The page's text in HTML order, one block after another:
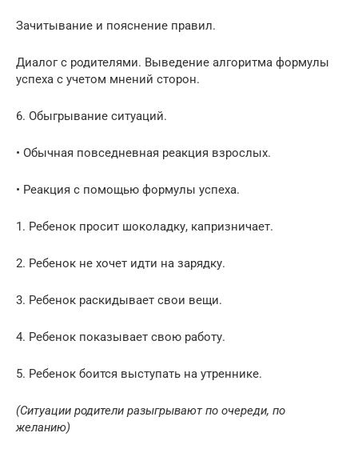
Зачитывание и пояснение правил.
Диалог с родителями. Выведение алгоритма формулы
успеха с учетом мнений сторон.
6. Обыгрывание ситуаций.
• Обычная повседневная реакция взрослых.
• Реакция с помощью формулы успеха.
1. Ребенок просит шоколадку, капризничает.
2. Ребенок не хочет идти на зарядку.
3. Ребенок раскидывает свои вещи.
4. Ребенок показывает свою работу.
5. Ребенок боится выступать на утреннике.
(Ситуации родители разыгрывают по очереди, по
желанию)